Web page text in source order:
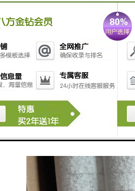
挡渣棉有好的隔热、保温、遮光
******了钢铁水浇注的纯净度和浇
注完毕挡渣棉一扒即落